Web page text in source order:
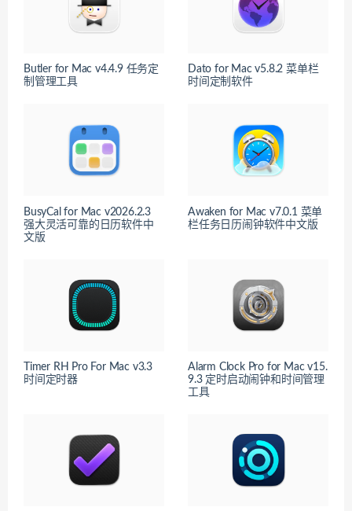
Butler for Mac v4.4.9 任务定
制管理工具
Dato for Mac v5.8.2 菜单栏
时间定制软件
BusyCal for Mac v2026.2.3
强大灵活可靠的日历软件中
文版
Awaken for Mac v7.0.1 菜单
栏任务日历闹钟软件中文版
Timer RH Pro For Mac v3.3
时间定时器
Alarm Clock Pro for Mac v15.
9.3 定时启动闹钟和时间管理
工具